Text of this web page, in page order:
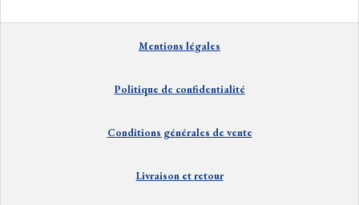
Mentions légales
Politique de confidentialité
Conditions générales de vente
Livraison etretour